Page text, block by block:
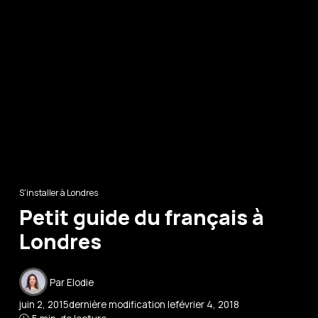
S'installer à Londres
Petit guide du français à
Londres
ParElodie
juin 2, 2015dernière modification lefévrier 4, 2018